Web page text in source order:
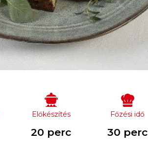
Előkészítés
20 perc
Főzési idő
30 perc